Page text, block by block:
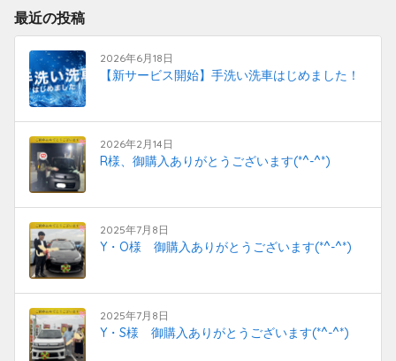
最近の投稿
2026年6月18日
【新サービス開始】手洗い洗車はじめました！
2026年2月14日
R様、御購入ありがとうございます(*^-^*)
2025年7月8日
Y・O様 御購入ありがとうございます(*^-^*)
2025年7月8日
Y・S様 御購入ありがとうございます(*^-^*)